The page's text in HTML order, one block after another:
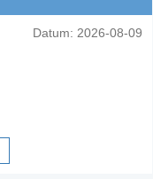
Datum: 2026-08-09